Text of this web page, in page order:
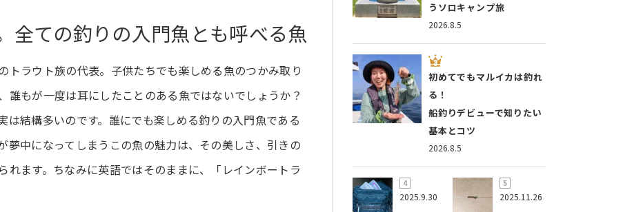
全ての釣りの入門魚とも呼べる魚
トラウト族の代表。子供たちでも楽しめる魚のつかみ取り
もが一度は耳にしたことのある魚ではないでしょうか？
結構多いのです。誰にでも楽しめる釣りの入門魚である
夢中になってしまうこの魚の魅力は、その美しさ、引きの
ます。ちなみに英語ではそのままに、「レインボートラ
2026.8.5
うソロキャンプ旅
2026.8.5
初めてでもマルイカは釣れ
る！
船釣りデビューで知りたい
基本とコツ
2025.9.30 2025.11.26